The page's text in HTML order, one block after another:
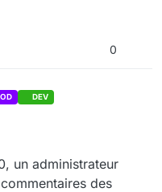
0
DEV
6:02 PM
un administrateur
des